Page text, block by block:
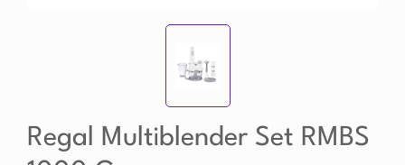
Regal Multiblender Set RMBS